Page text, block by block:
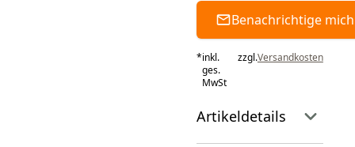
Benachrichtige mich
*inkl.
ges.
MwSt
zzgl.Versandkosten
Artikeldetails